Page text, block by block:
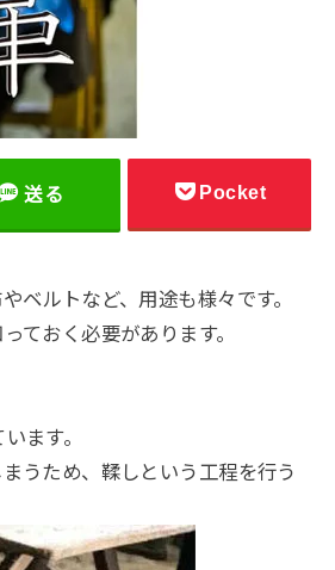
送る Pocket
ベルトなど、用途も様々です。
ておく必要があります。
ます。
うため、鞣しという工程を行う